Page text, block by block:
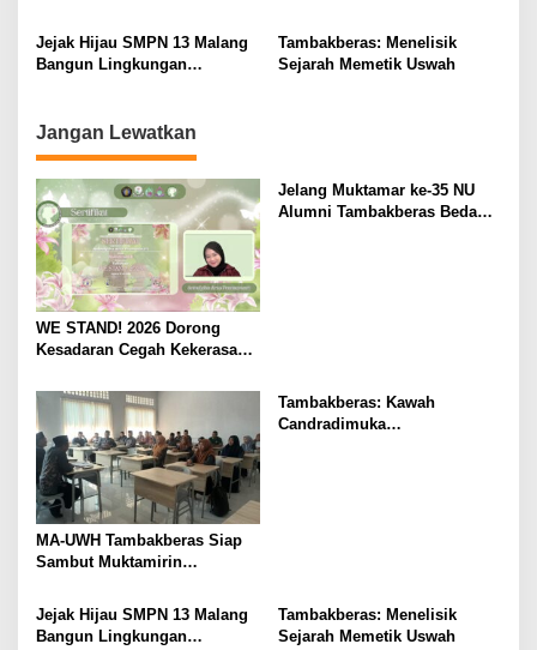
t
i
n
Ulama
Jejak Hijau SMPN 13 Malang
Bangun Lingkungan
Tambakberas: Menelisik
Sejarah Memetik Uswah
Jangan Lewatkan
WE STAND! 2026 Dorong
Kesadaran Cegah Kekerasan
Jelang Muktamar ke-35 NU
Alumni Tambakberas Bedah
MA-UWH Tambakberas Siap
Sambut Muktamirin
Tambakberas: Kawah
Candradimuka
Jejak Hijau SMPN 13 Malang
Bangun Lingkungan
Tambakberas: Menelisik
Sejarah Memetik Uswah